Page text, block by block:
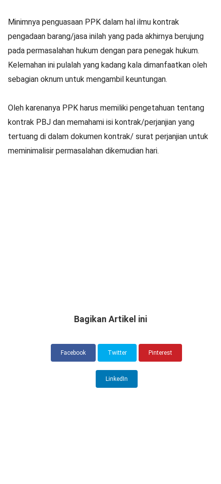
Minimnya penguasaan PPK dalam hal ilmu kontrak
pengadaan barang/jasa inilah yang pada akhirnya berujung
pada permasalahan hukum dengan para penegak hukum.
Kelemahan ini pulalah yang kadang kala dimanfaatkan oleh
sebagian oknum untuk mengambil keuntungan.
Oleh karenanya PPK harus memiliki pengetahuan tentang
kontrak PBJ dan memahami isi kontrak/perjanjian yang
tertuang di dalam dokumen kontrak/ surat perjanjian untuk
meminimalisir permasalahan dikemudian hari.
Bagikan Artikel ini
Facebook Twitter Pinterest
LinkedIn